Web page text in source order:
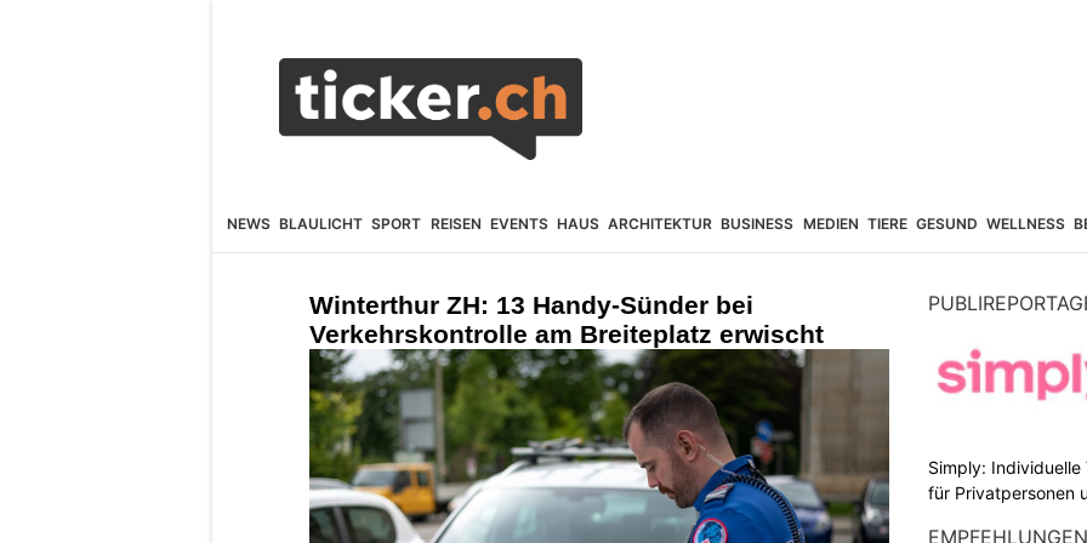
NEWS BLAULICHT SPORT REISEN EVENTS HAUS ARCHITEKTUR BUSINESS MEDIEN TIERE GESUND WELLNESS
Winterthur ZH: 13 Handy-Sünder bei
Verkehrskontrolle am Breiteplatz erwischt
Simply:
für Privatpersonen
EMPFEHLUNGEN